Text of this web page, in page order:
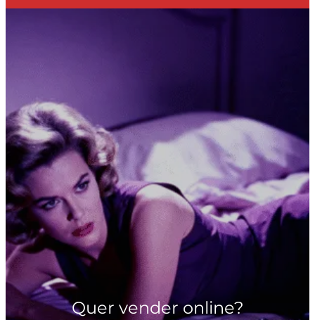
Quer vender online?